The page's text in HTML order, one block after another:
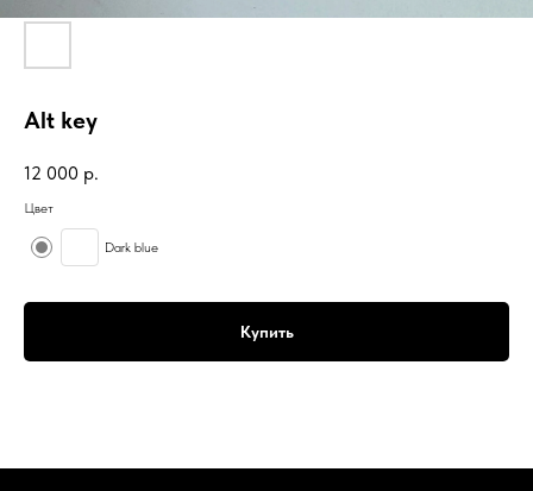
Alt key
12 000 р.
Цвет
Dark blue
Купить